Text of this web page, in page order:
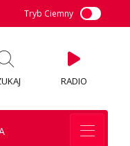
Tryb Ciemny
RADIO